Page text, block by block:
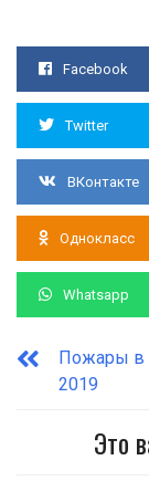
Facebook
Twitter
ВКонтакте
Однокласс
Whatsapp
Пожары в
2019
Это